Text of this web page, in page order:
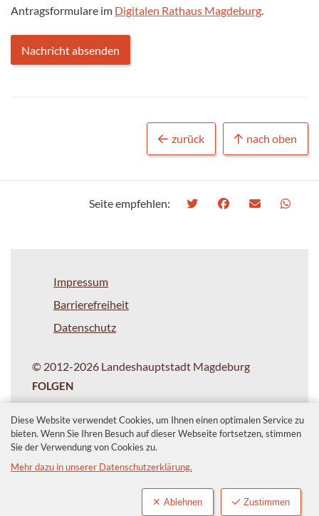
Diese Website verwendet Cookies, um Ihnen einen optimalen Service zu
bieten. Wenn Sie Ihren Besuch auf dieser Webseite fortsetzen, stimmen
Sie der Verwendung von Cookies zu.
Mehr dazu in unserer Datenschutzerklärung.
Ablehnen Zustimmen
Antragsformulare im Digitalen Rathaus Magdeburg.
zurück nach oben
Seite empfehlen:
Impressum
Barrierefreiheit
Datenschutz
© 2012-2026 Landeshauptstadt Magdeburg
FOLGEN